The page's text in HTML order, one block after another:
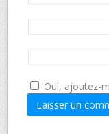
Oui, ajoutez-